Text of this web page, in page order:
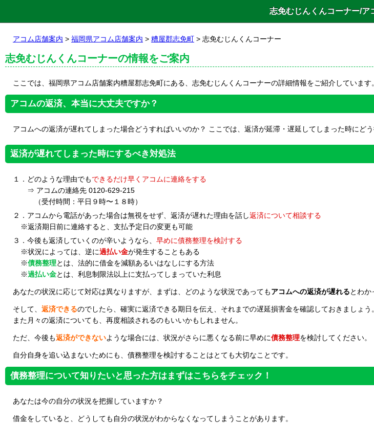
志免むじんくんコーナー/ア
アコム店舗案内 > 福岡県アコム店舗案内 > 糟屋郡志免町 > 志免むじんくんコーナー
志免むじんくんコーナーの情報をご案内
ここでは、福岡県アコム店舗案内糟屋郡志免町にある、志免むじんくんコーナーの詳細情報をご紹介しています。
アコムの返済、本当に大丈夫ですか？
アコムへの返済が遅れてしまった場合どうすればいいのか？ ここでは、返済が延滞・遅延してしまった時にど
返済が遅れてしまった時にするべき対処法
１．どのような理由でもできるだけ早くアコムに連絡をする
⇒ アコムの連絡先 0120-629-215
（受付時間：平日９時〜１８時）
２．アコムから電話があった場合は無視をせず、返済が遅れた理由を話し返済について相談する
※返済期日前に連絡すると、支払予定日の変更も可能
３．今後も返済していくのが辛いようなら、 早めに債務整理を検討する
※状況によっては、逆に過払い金が発生することもある
※債務整理とは、法的に借金を減額あるいはなしにする方法
※過払い金とは、利息制限法以上に支払ってしまっていた利息
あなたの状況に応じて対応は異なりますが、まずは、どのような状況であってもアコムへの返済が遅れるとわか
そして、 返済できるのでしたら、確実に返済できる期日を伝え、それまでの遅延損害金を確認しておきましょう。
また月々の返済についても、再度相談されるのもいいかもしれません。
ただ、今後も返済ができないような場合には、状況がさらに悪くなる前に早めに債務整理を検討してください。
自分自身を追い込まないためにも、債務整理を検討することはとても大切なことです。
債務整理について知りたいと思った方はまずはこちらをチェック！
あなたは今の自分の状況を把握していますか？
借金をしていると、どうしても自分の状況がわからなくなってしまうことがあります。